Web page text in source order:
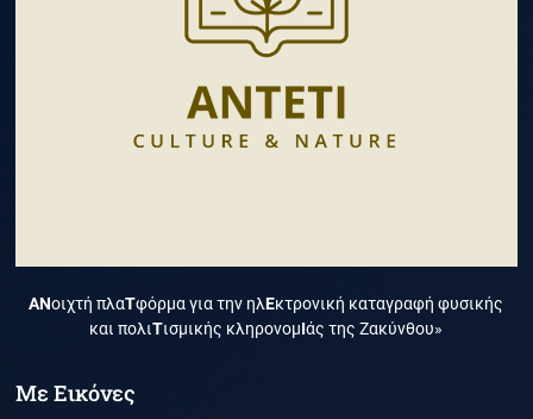
ΑΝοιχτή πλαΤφόρμα για την ηλΕκτρονική καταγραφή φυσικής
και πολιΤισμικής κληρονομΙάς της Ζακύνθου»
Με Εικόνες